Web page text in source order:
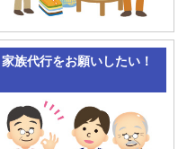
家族代行をお願いしたい！